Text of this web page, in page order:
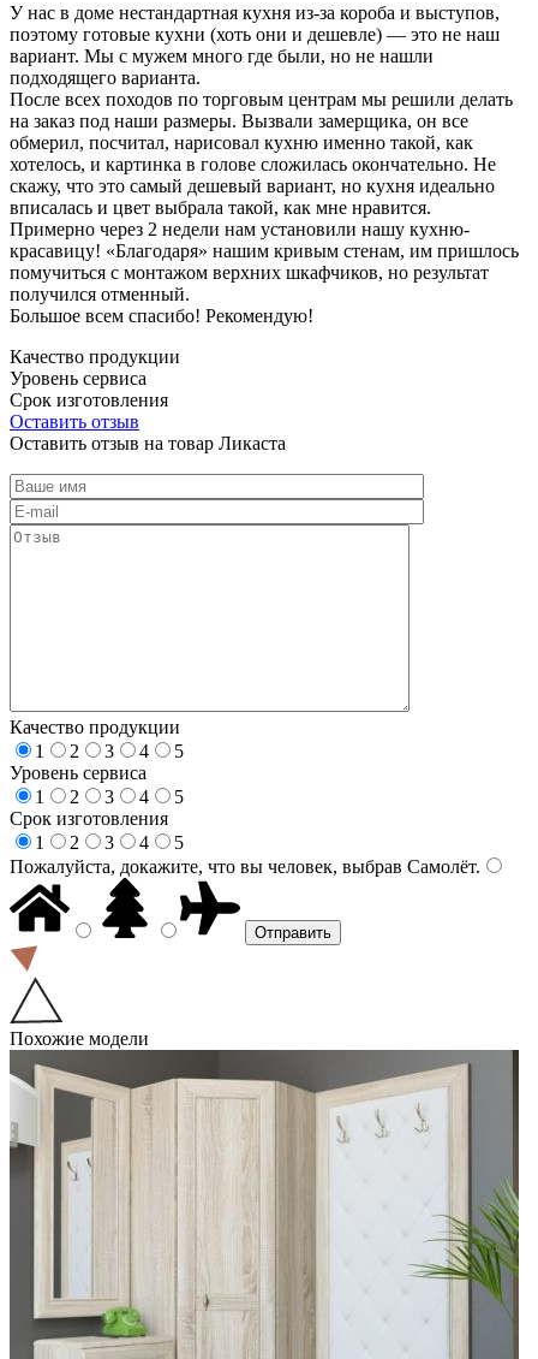
У нас в доме нестандартная кухня из-за короба и выступов,
поэтому готовые кухни (хоть они и дешевле) — это не наш
вариант. Мы с мужем много где были, но не нашли
подходящего варианта.
После всех походов по торговым центрам мы решили делать
на заказ под наши размеры. Вызвали замерщика, он все
обмерил, посчитал, нарисовал кухню именно такой, как
хотелось, и картинка в голове сложилась окончательно. Не
скажу, что это самый дешевый вариант, но кухня идеально
вписалась и цвет выбрала такой, как мне нравится.
Примерно через 2 недели нам установили нашу кухню-
красавицу! «Благодаря» нашим кривым стенам, им пришлось
помучиться с монтажом верхних шкафчиков, но результат
получился отменный.
Большое всем спасибо! Рекомендую!
Качество продукции
Уровень сервиса
Срок изготовления
Оставить отзыв
Оставить отзыв на товар Ликаста
Качество продукции
1
2 3 4
5
Уровень сервиса
1
2 3 4
5
Срок изготовления
1
2 3 4
5
Пожалуйста, докажите, что вы человек, выбрав Самолёт.
Похожие модели